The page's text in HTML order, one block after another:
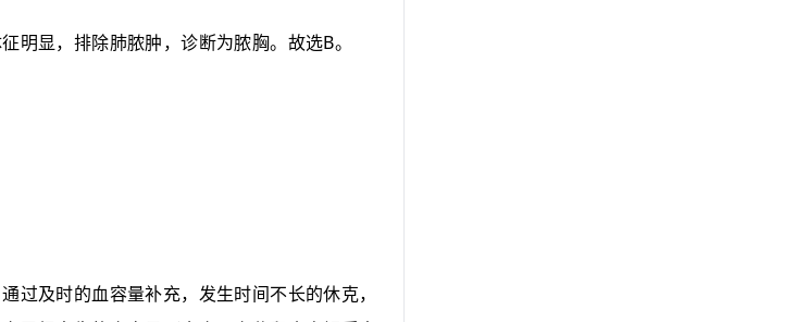
明显，排除肺脓肿，诊断为脓胸。故选B。
过及时的血容量补充，发生时间不长的休克，